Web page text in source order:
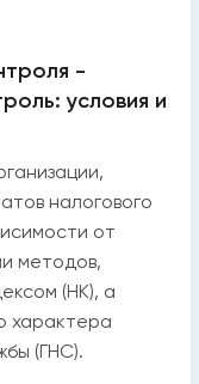
-
условия и
налогового
от
методов,
(НK), а
характера
(ГНС).